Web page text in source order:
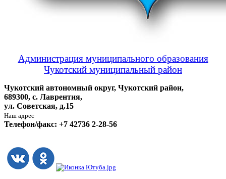
Администрация муниципального образования
Чукотский муниципальный район
Чукотский автономный округ, Чукотский район,
689300, с. Лаврентия,
ул. Советская, д.15
Наш адрес
Телефон/факс: +7 42736 2-28-56